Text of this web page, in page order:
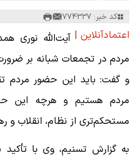
کد خبر: 774337
اعتمادآنلاین | آیت‌الله نوری
مردم در تجمعات شبانه بر
و گفت: باید این حضور مردم
مردم هستیم و هرچه این
مستحکم‌تری از نظام، انقلاب
به گزارش تسنیم، وی با